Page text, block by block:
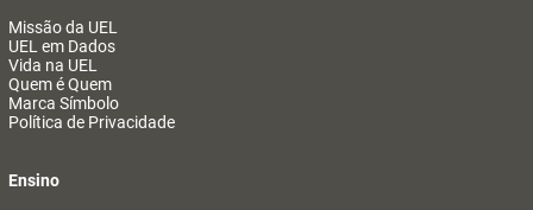
Missão da UEL
UEL em Dados
Vida na UEL
Quem é Quem
Marca Símbolo
Política de Privacidade
Ensino